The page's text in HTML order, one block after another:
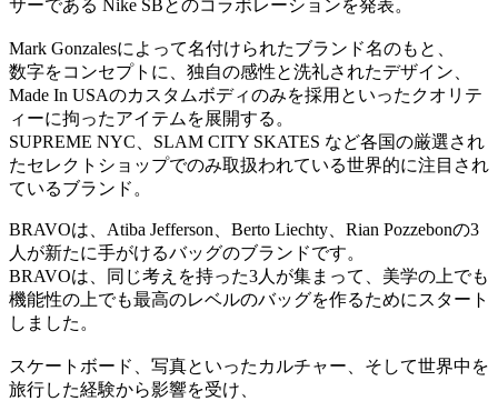
サーである Nike SBとのコラボレーションを発表。
Mark Gonzalesによって名付けられたブランド名のもと、
数字をコンセプトに、独自の感性と洗礼されたデザイン、
Made In USAのカスタムボディのみを採用といったクオリテ
ィーに拘ったアイテムを展開する。
SUPREME NYC、SLAM CITY SKATES など各国の厳選され
たセレクトショップでのみ取扱われている世界的に注目され
ているブランド。
BRAVOは、Atiba Jefferson、Berto Liechty、Rian Pozzebonの3
人が新たに手がけるバッグのブランドです。
BRAVOは、同じ考えを持った3人が集まって、美学の上でも
機能性の上でも最高のレベルのバッグを作るためにスタート
しました。
スケートボード、写真といったカルチャー、そして世界中を
旅行した経験から影響を受け、